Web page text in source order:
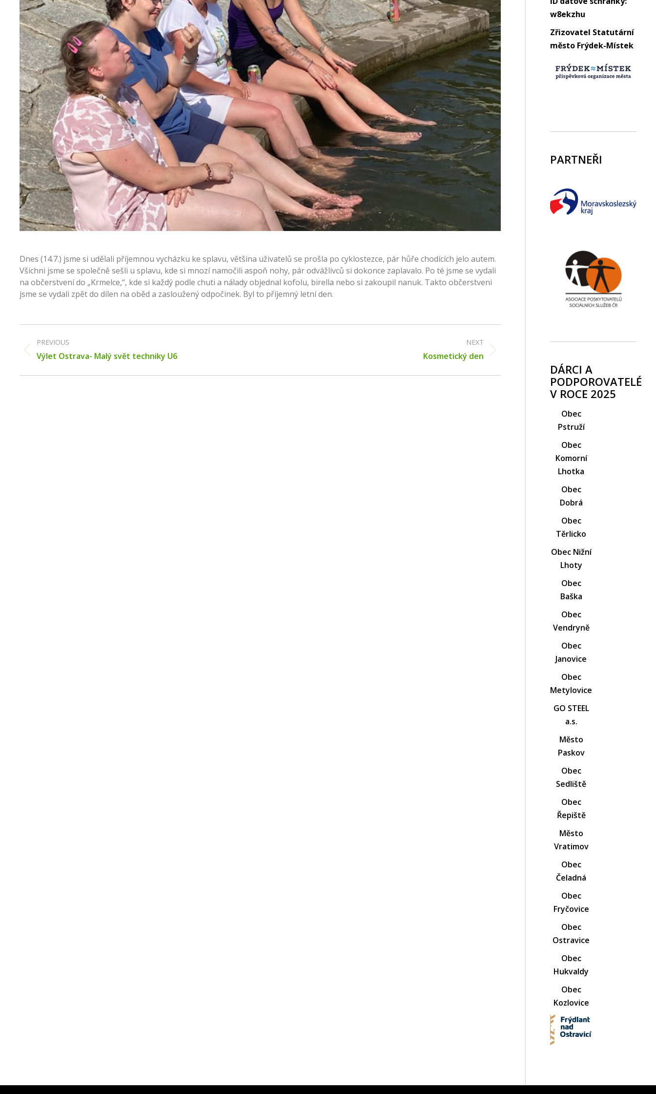
Dnes (14.7.) jsme si udělali příjemnou vycházku ke splavu, většina uživatelů se prošla po cyklostezce, pár hůře chodících jelo autem.
Všichni jsme se společně sešli u splavu, kde si mnozí namočili aspoň nohy, pár odvážlivců si dokonce zaplavalo. Po té jsme se vydali
na občerstvení do „Krmelce,“, kde si každý podle chuti a nálady objednal kofolu, birella nebo si zakoupil nanuk. Takto občerstveni
jsme se vydali zpět do dílen na oběd a zasloužený odpočinek. Byl to příjemný letní den.
navigation
PREVIOUS
Previous
Výlet Ostrava- Malý svět techniky U6
NEXT
Kosmetický den
w8ekzhu
Zřizovatel Statutární
město Frýdek-Místek
PARTNEŘI
DÁRCI A
PODPOROVATELÉ
V ROCE 2025
Obec
Pstruží
Obec
Komorní
Lhotka
Obec
Dobrá
Obec
Těrlicko
Obec Nižní
Lhoty
Obec
Baška
Obec
Vendryně
Obec
Janovice
Obec
Metylovice
GO STEEL
a.s.
Město
Paskov
Obec
Sedliště
Obec
Řepiště
Město
Vratimov
Obec
Čeladná
Obec
Fryčovice
Obec
Ostravice
Obec
Hukvaldy
Obec
Kozlovice